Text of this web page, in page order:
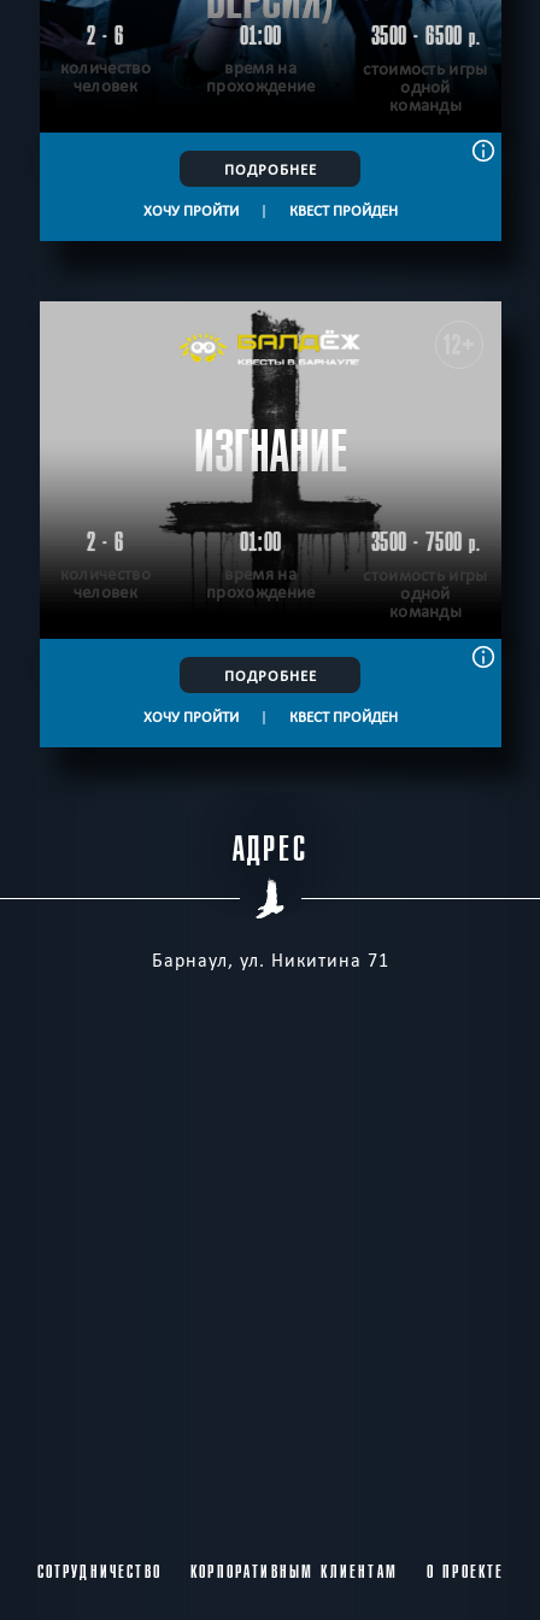
2 - 6
количество
человек
01:00
время на
прохождение
3500 - 6500р.
стоимость игры
одной
команды
ПОДРОБНЕЕ
ХОЧУ ПРОЙТИ | КВЕСТ ПРОЙДЕН
ИЗГНАНИЕ
2 - 6
количество
человек
01:00
время на
прохождение
3500 - 7500р.
стоимость игры
одной
команды
ПОДРОБНЕЕ
ХОЧУ ПРОЙТИ | КВЕСТ ПРОЙДЕН
АДРЕС
Барнаул, ул. Никитина 71
СОТРУДНИЧЕСТВО КОРПОРАТИВНЫМ КЛИЕНТАМ О ПРОЕКТЕ